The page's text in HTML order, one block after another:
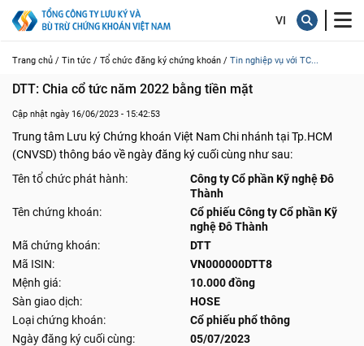
Trang chủ / Tin tức / Tổ chức đăng ký chứng khoán / Tin nghiệp vụ với TC...
DTT: Chia cổ tức năm 2022 bằng tiền mặt
Cập nhật ngày 16/06/2023 - 15:42:53
Trung tâm Lưu ký Chứng khoán Việt Nam Chi nhánh tại Tp.HCM
(CNVSD) thông báo về ngày đăng ký cuối cùng như sau:
Tên tổ chức phát hành:
Công ty Cổ phần Kỹ nghệ Đô
Thành
Tên chứng khoán:
Cổ phiếu Công ty Cổ phần Kỹ
nghệ Đô Thành
Mã chứng khoán:
DTT
Mã ISIN:
VN000000DTT8
Mệnh giá:
10.000 đồng
Sàn giao dịch:
HOSE
Loại chứng khoán:
Cổ phiếu phổ thông
Ngày đăng ký cuối cùng:
05/07/2023